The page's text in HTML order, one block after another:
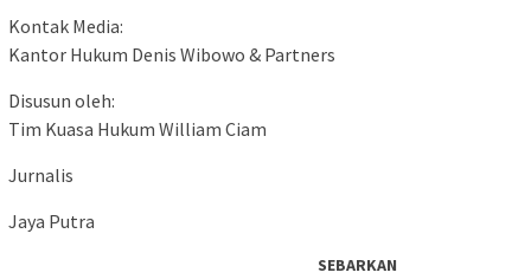
Kontak Media:
Kantor Hukum Denis Wibowo & Partners
Disusun oleh:
Tim Kuasa Hukum William Ciam
Jurnalis
Jaya Putra
SEBARKAN